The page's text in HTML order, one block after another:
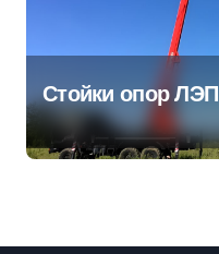
Стойки опор ЛЭП